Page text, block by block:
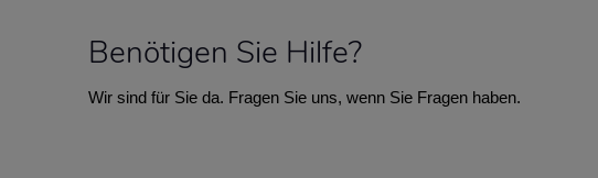
Benötigen Sie Hilfe?
Wir sind für Sie da. Fragen Sie uns, wenn Sie Fragen haben.